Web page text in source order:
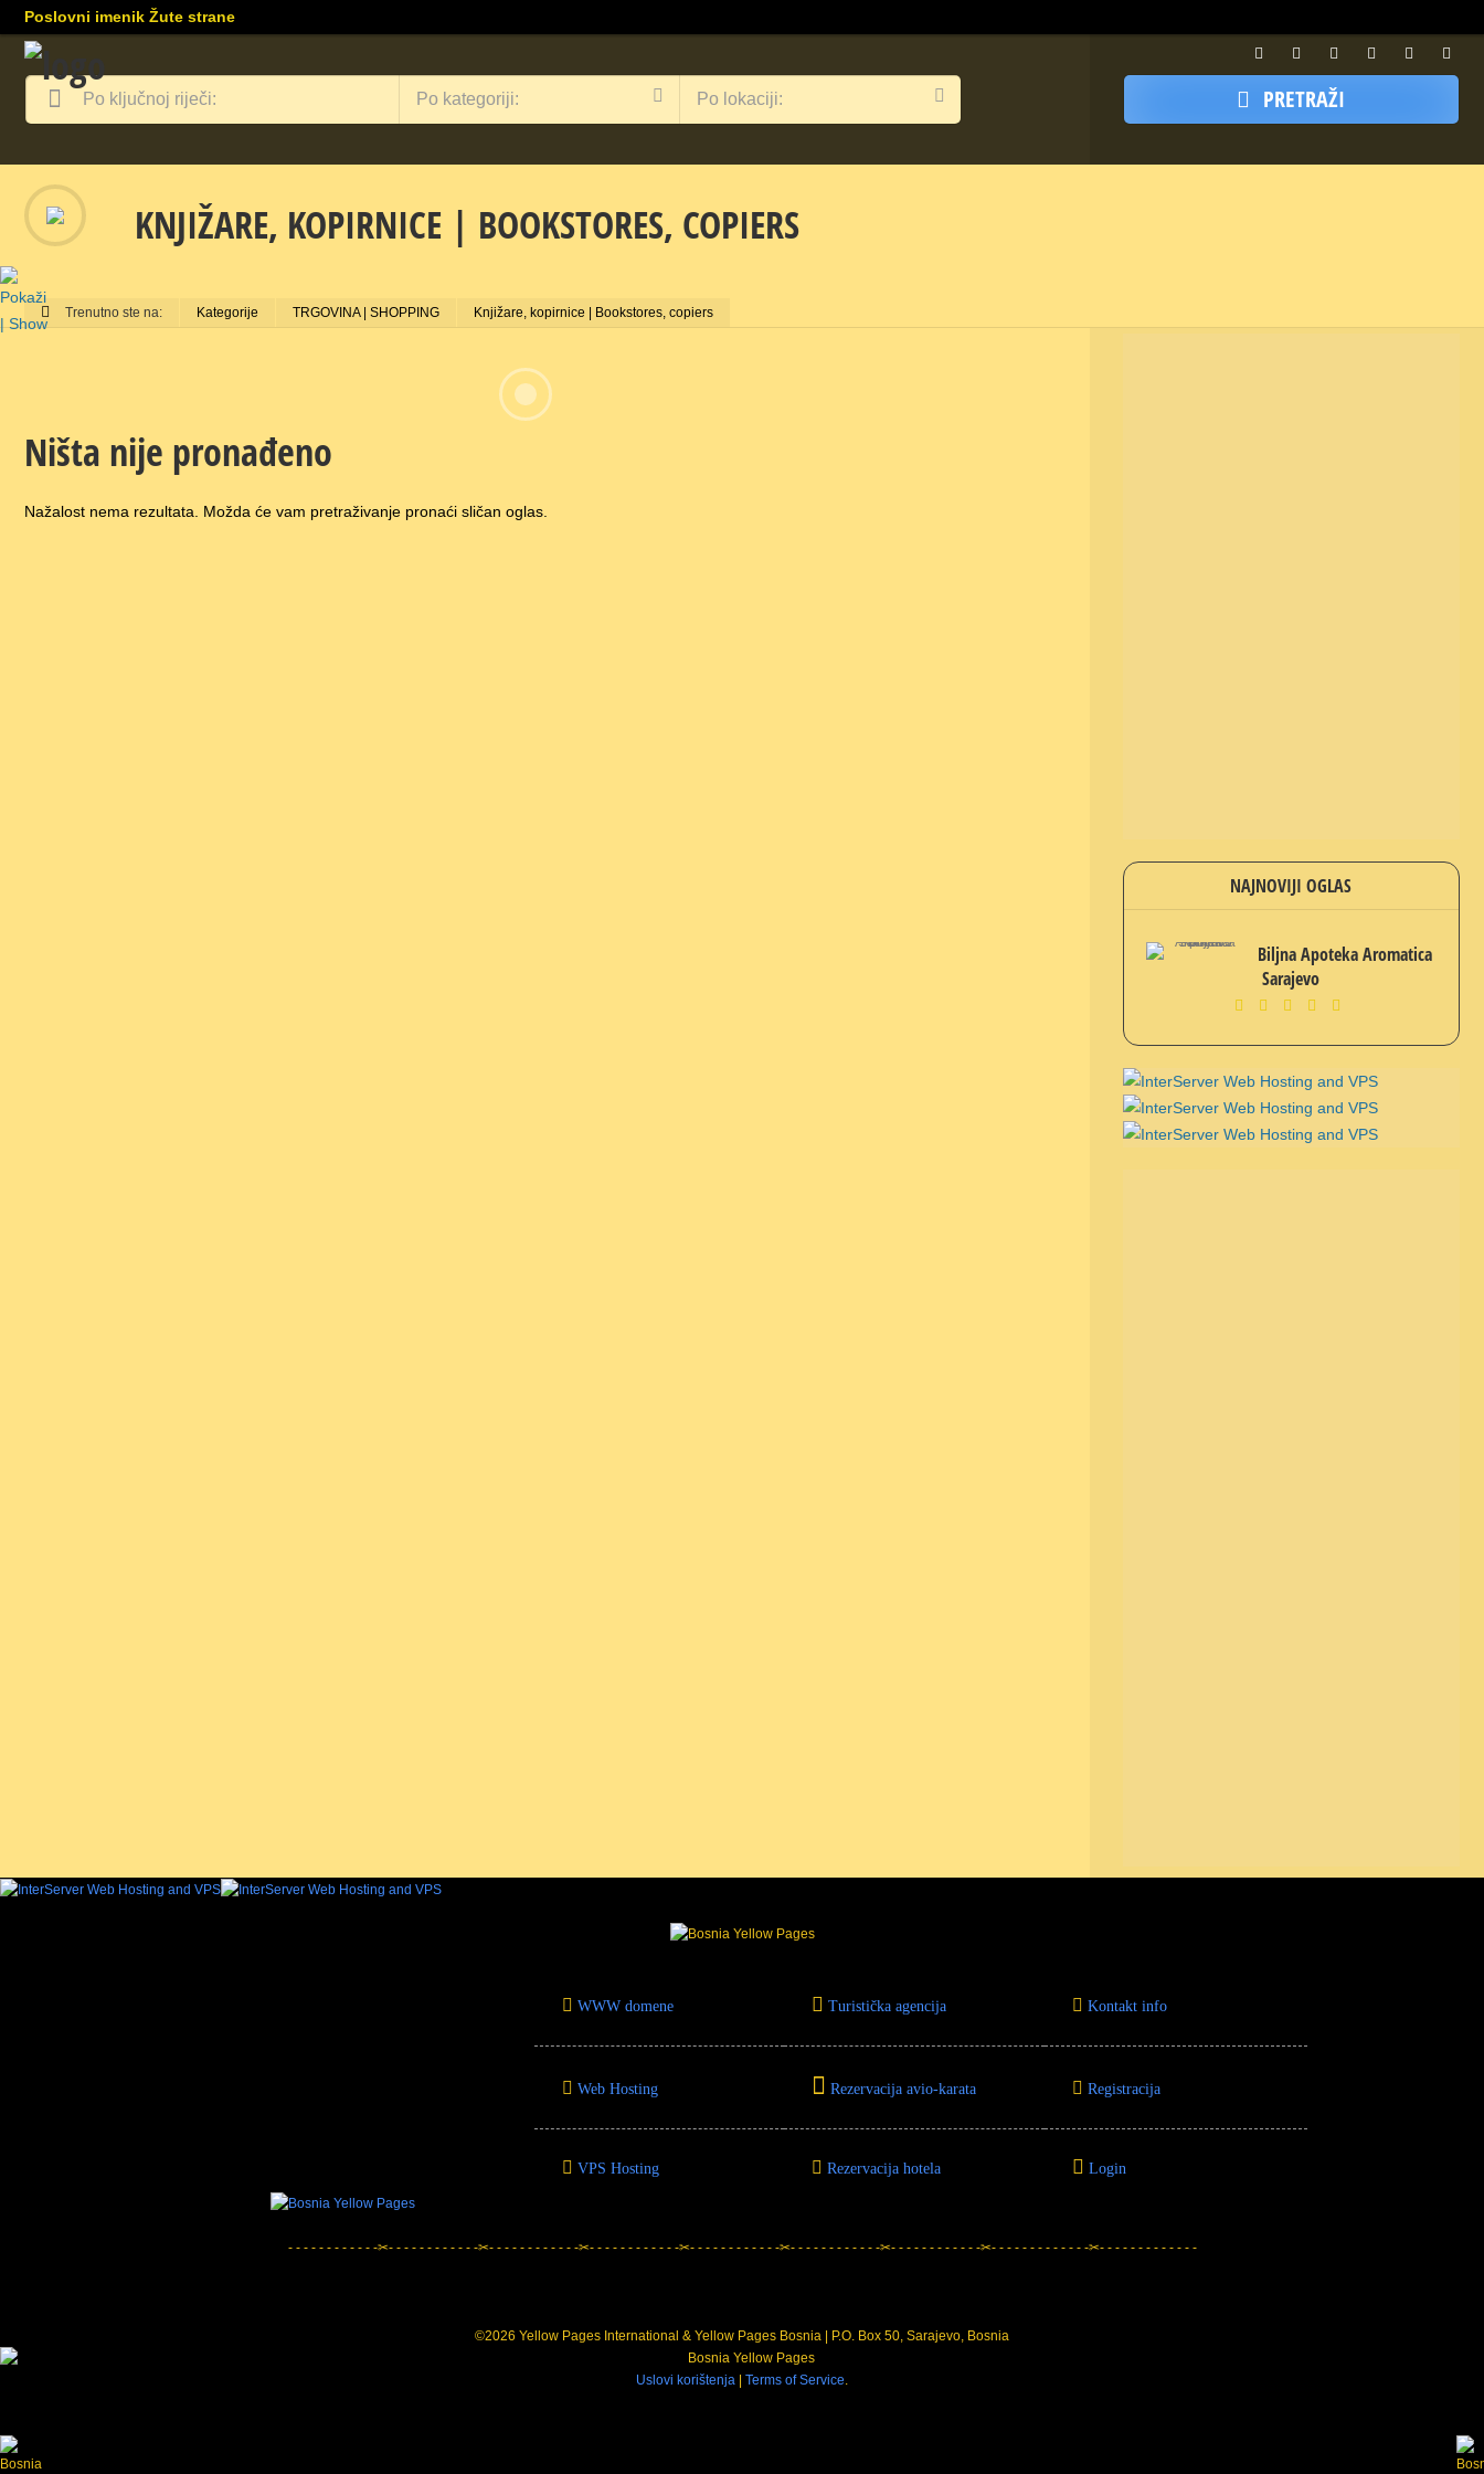
Poslovni imenik Žute strane
Po kategoriji: Po lokaciji: PRETRAŽI
KNJIŽARE, KOPIRNICE | BOOKSTORES, COPIERS
Trenutno ste na: Kategorije TRGOVINA | SHOPPING Knjižare, kopirnice | Bookstores, copiers
Ništa nije pronađeno
Nažalost nema rezultata. Možda će vam pretraživanje pronaći sličan oglas.
NAJNOVIJI OGLAS
Biljna Apoteka Aromatica
Sarajevo
WWW domene Turistička agencija Kontakt info
Web Hosting Rezervacija avio-karata Registracija
VPS Hosting Rezervacija hotela Login
- - - - - - - - - - - -✂- - - - - - - - - - - -✂- - - - - - - - - - - -✂- - - - - - - - - - - -✂- - - - - - - - - - - -✂- - - - - - - - - - - -✂- - - - - - - - - - - -✂- - - - - - - - - - - - -✂- - - - - - - - - - - - -
©2026 Yellow Pages International & Yellow Pages Bosnia | P.O. Box 50, Sarajevo, Bosnia
Uslovi korištenja Terms of Service.